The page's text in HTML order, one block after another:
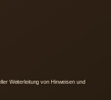
Weiterleitung von Hinweisen und